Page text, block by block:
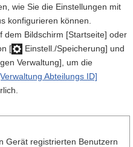
wie Sie die Einstellungen mit
konfigurieren können.
dem Bildschirm [Startseite] oder
[
Einstell./Speicherung] und
Verwaltung], um die
Abteilungs ID]
Gerät registrierten Benutzern